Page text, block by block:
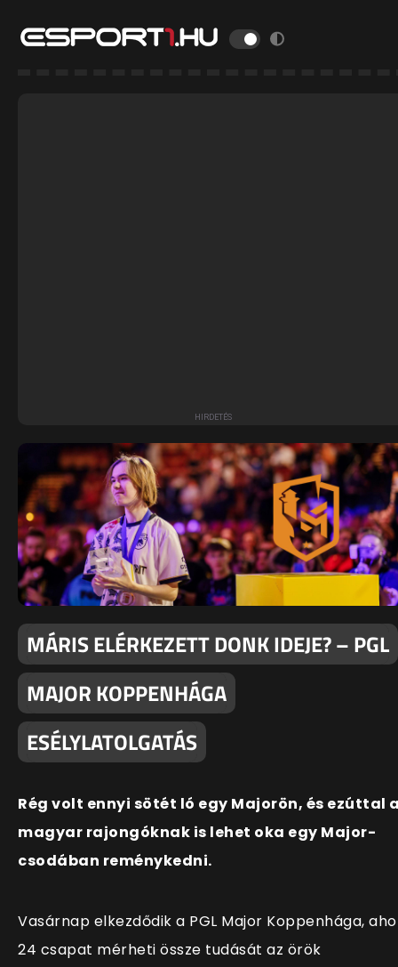
MÁRIS ELÉRKEZETT DONK IDEJE? – PGL
MAJOR KOPPENHÁGA
ESÉLYLATOLGATÁS
Rég volt ennyi sötét ló egy Majorön, és ezúttal
magyar rajongóknak is lehet oka egy Major-
csodában reménykedni.
Vasárnap elkezdődik a PGL Major Koppenhága,
24 csapat mérheti össze tudását az örök